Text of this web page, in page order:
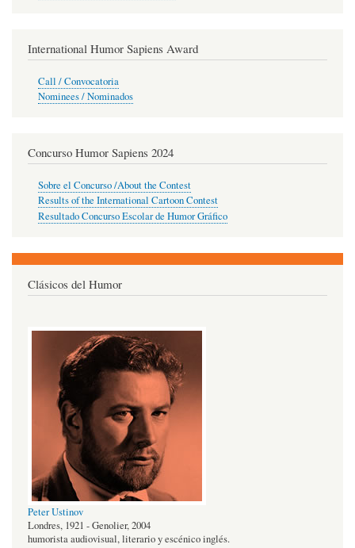
International Humor Sapiens Award
Call / Convocatoria
Nominees / Nominados
Concurso Humor Sapiens 2024
Sobre el Concurso /About the Contest
Results of the International Cartoon Contest
Resultado Concurso Escolar de Humor Gráfico
Clásicos del Humor
Peter Ustinov
Londres, 1921 - Genolier, 2004
humorista audiovisual, literario y escénico inglés.